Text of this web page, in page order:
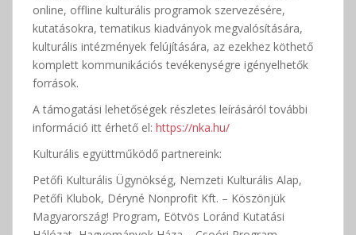
online, offline kulturális programok szervezésére,
kutatásokra, tematikus kiadványok megvalósítására,
kulturális intézmények felújítására, az ezekhez köthető
komplett kommunikációs tevékenységre igényelhetők
források.
A támogatási lehetőségek részletes leírásáról további
információ itt érhető el: https://nka.hu/
Kulturális együttműködő partnereink:
Petőfi Kulturális Ügynökség, Nemzeti Kulturális Alap,
Petőfi Klubok, Déryné Nonprofit Kft. – Köszönjük
Magyarország! Program, Eötvös Loránd Kutatási